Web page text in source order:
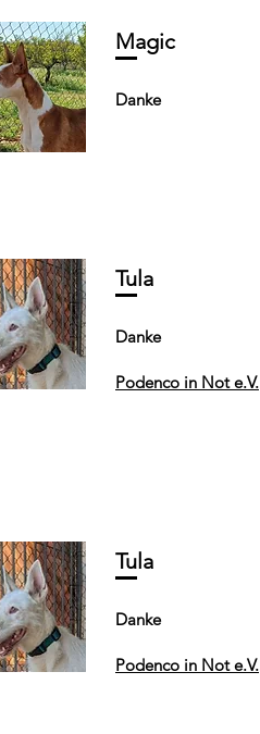
Magic
Danke
Tula
Danke
Podenco in Not e.V.
Tula
Danke
Podenco in Not e.V.